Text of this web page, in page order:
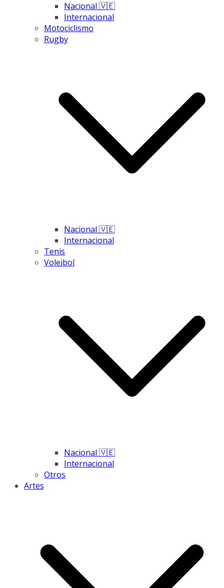
Nacional 🇻🇪
Internacional
Motociclismo
Rugby
Nacional 🇻🇪
Internacional
Tenis
Voleibol
Nacional 🇻🇪
Internacional
Otros
Artes